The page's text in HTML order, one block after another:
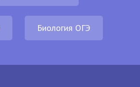
Биология ОГЭ